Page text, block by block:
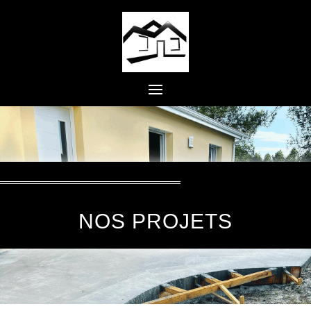
NOS PROJETS